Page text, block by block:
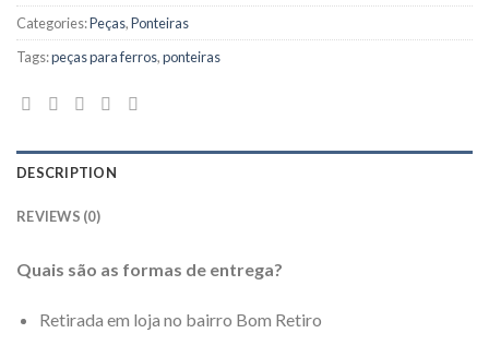
Categories:Peças,Ponteiras
Tags:peças para ferros,ponteiras
DESCRIPTION
REVIEWS (0)
Quais são as formas de entrega?
Retirada em loja no bairro Bom Retiro